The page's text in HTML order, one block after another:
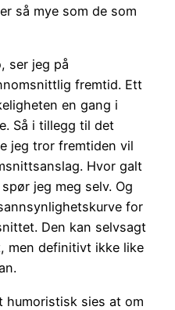
så mye som de som
ser jeg på
fremtid. Ett
en gang i
Så i tillegg til det
jeg tror fremtiden vil
Hvor galt
jeg meg selv. Og
for
Den kan selvsagt
men definitivt ikke like
humoristisk sies at om